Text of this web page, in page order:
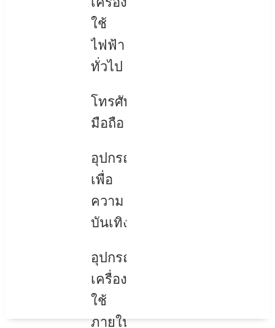
ใช้
ไฟฟ้า
ทั่วไป
โทรศัพท์
มือถือ
อุปกรณ์
เพื่อ
ความ
บันเทิง
อุปกรณ์
เครื่อง
ใช้
ภายใน